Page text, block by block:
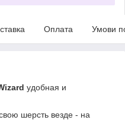
Оплата Умови
удобная и
шерсть везде - на